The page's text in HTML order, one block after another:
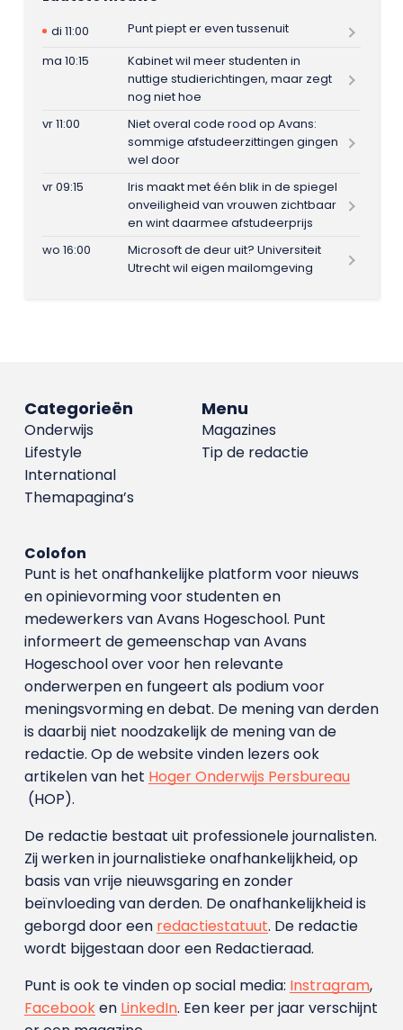
di 11:00
Punt piept er even tussenuit
ma 10:15
Kabinet wil meer studenten in
nuttige studierichtingen, maar zegt
nog niet hoe
vr 11:00
Niet overal code rood op Avans:
sommige afstudeerzittingen gingen
wel door
vr 09:15
Iris maakt met één blik in de spiegel
onveiligheid van vrouwen zichtbaar
en wint daarmee afstudeerprijs
wo 16:00
Microsoft de deur uit? Universiteit
Utrecht wil eigen mailomgeving
Menu
Magazines
Tip de redactie
Categorieën
Onderwijs
Lifestyle
International
Themapagina’s
Colofon
Punt is het onafhankelijke platform voor nieuws
en opinievorming voor studenten en
medewerkers van Avans Hoge­school. Punt
informeert de gemeenschap van Avans
Hogeschool over voor hen relevante
onderwerpen en fungeert als podium voor
meningsvorming en debat. De mening van derden
is daarbij niet noodzakelijk de mening van de
redactie. Op de website vinden lezers ook
artikelen van het Hoger Onderwijs Persbureau
(HOP).
De redactie bestaat uit professionele journalisten.
Zij werken in journalistieke onafhankelijkheid, op
basis van vrije nieuwsgaring en zonder
beïnvloeding van derden. De onafhankelijkheid is
geborgd door een redactiestatuut. De redactie
wordt bijgestaan door een Redactieraad.
Punt is ook te vinden op social media: Instragram,
Facebooken LinkedIn. Een keer per jaar verschijnt